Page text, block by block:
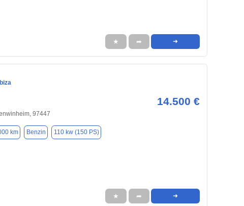
★ ➦ ➜
14.500 €
97447
km Benzin 110 kw (150 PS)
★ ➦ ➜